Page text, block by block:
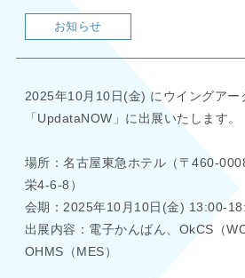
お知らせ
2025年10月10日(金) にウイングアー
「UpdataNOW」に出展いたします。
場所：名古屋東急ホテル（〒460-
栄4-6-8）
会期：2025年10月10日(金) 13:00-
出展内容：電子かんばん、OkCS（
OHMS（MES）